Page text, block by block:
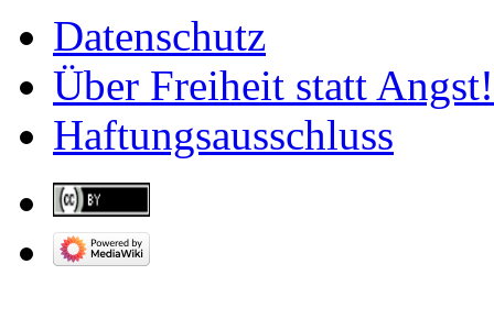
Datenschutz
Über Freiheit statt Angst!
Haftungsausschluss